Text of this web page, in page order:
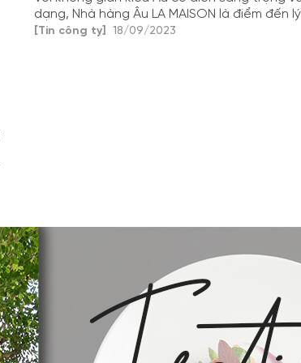
dạng, Nhà hàng Âu LA MAISON là điểm đến
bạn thưởng thức 5 món ăn Âu đẳng cấp
[Tin công ty] 18/09/2023